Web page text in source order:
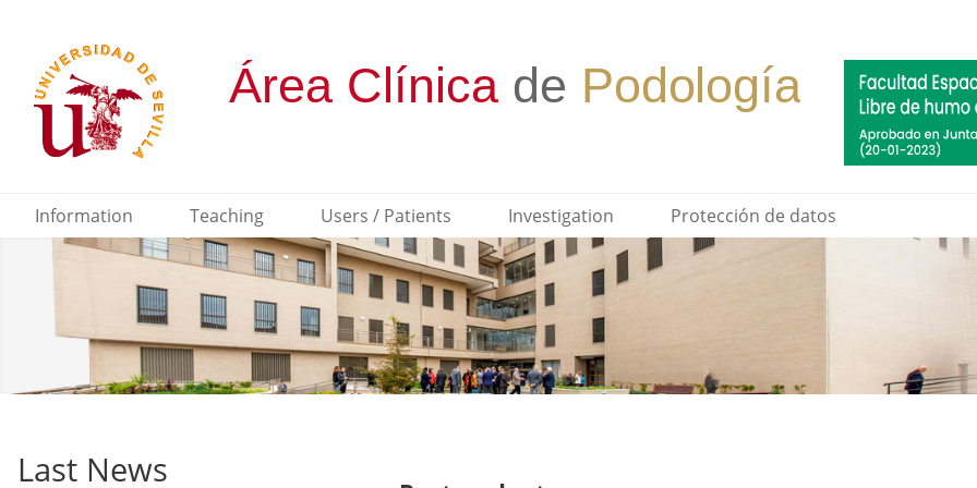
Information Teaching Users / Patients Investigation Protección de datos
Last News